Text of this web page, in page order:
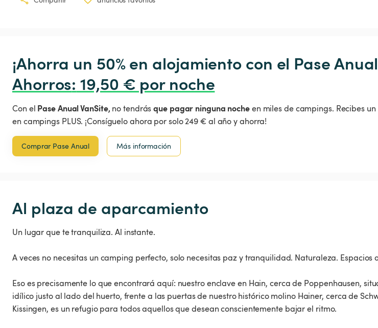
¡Ahorra un 50% en alojamiento con el Pase
Ahorros: 19,50 € por noche
Con el Pase Anual VanSite, no tendrásque pagar ninguna nocheen miles de campings. Recibes un
en campings PLUS. ¡Consíguelo ahora por solo 249 € al año y ahorra!
Comprar Pase Anual Más información
Al plaza de aparcamiento
Un lugar que te tranquiliza. Al instante.
A veces no necesitas un camping perfecto, solo necesitas paz y tranquilidad. Naturaleza. Espacios
Eso es precisamente lo que encontrará aquí: nuestro enclave en Hain, cerca de Poppenhausen,
idílico justo al lado del huerto, frente a las puertas de nuestro histórico molino Hainer, cerca de
Kissingen, es un refugio para todos aquellos que desean conscientemente bajar el ritmo.